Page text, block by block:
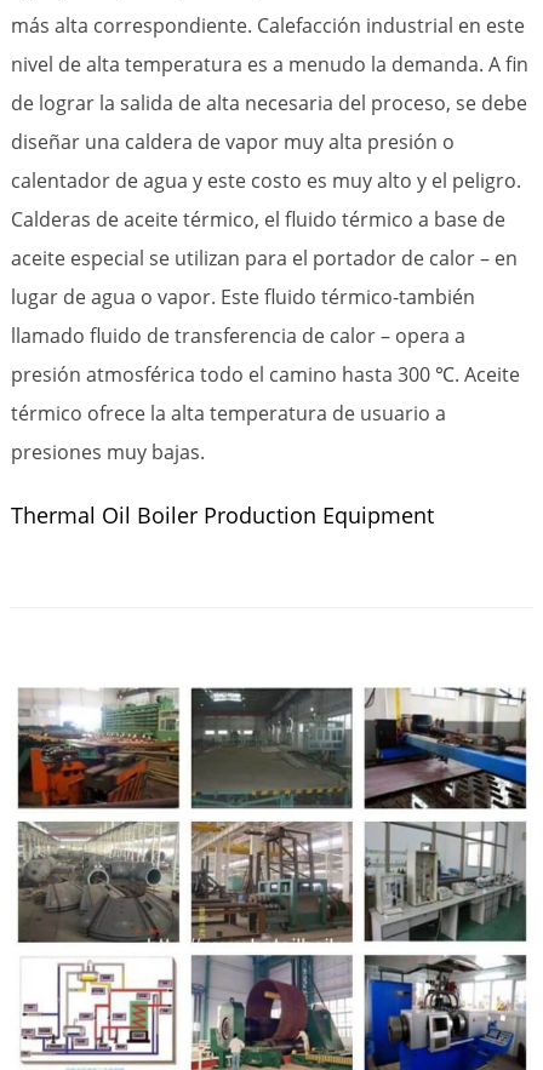
más alta correspondiente. Calefacción industrial en este
nivel de alta temperatura es a menudo la demanda. A fin
de lograr la salida de alta necesaria del proceso, se debe
diseñar una caldera de vapor muy alta presión o
calentador de agua y este costo es muy alto y el peligro.
Calderas de aceite térmico, el fluido térmico a base de
aceite especial se utilizan para el portador de calor – en
lugar de agua o vapor. Este fluido térmico-también
llamado fluido de transferencia de calor – opera a
presión atmosférica todo el camino hasta 300 ℃. Aceite
térmico ofrece la alta temperatura de usuario a
presiones muy bajas.
Thermal Oil Boiler Production Equipment